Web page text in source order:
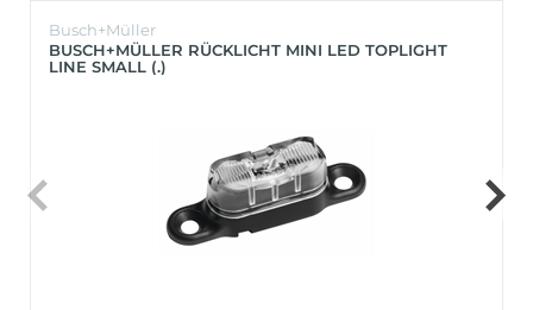
Busch+Müller
BUSCH+MÜLLER RÜCKLICHT MINI LED TOPLIGHT
LINE SMALL (.)